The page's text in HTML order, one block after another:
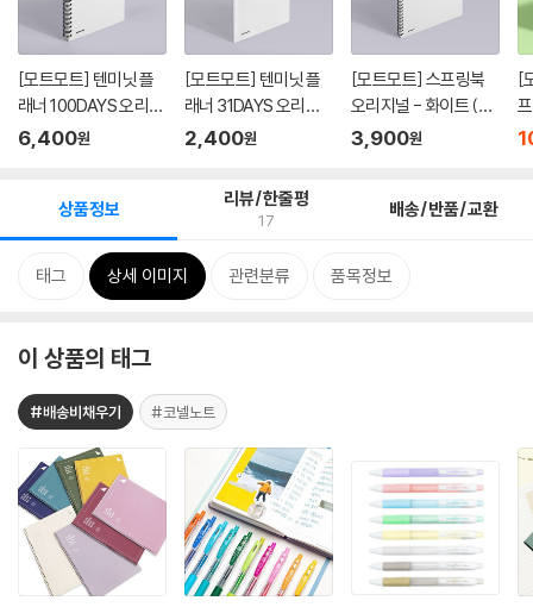
[모트모트] 텐미닛 플
래너 100DAYS 오리지
널 - ...
6,400원
[모트모트] 텐미닛 플
래너 31DAYS 오리지
널 - 화...
2,400원
[모트모트] 스프링북
오리지널 - 화이트 (룰
드)
3,900원
[
코
상품정보 리뷰/한줄평
17 배송/반품/교환
태그 상세 이미지 관련분류 품목정보
이 상품의 태그
#배송비채우기 #코넬노트